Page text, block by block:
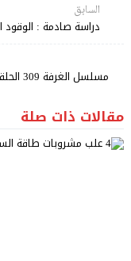
السابق
دراسة صادمة : الوقود
مسلسل الغرفة 309 الحلقة 14 وتحديد مصير ديميت من العرس بحبيبها
مقالات ذات صلة